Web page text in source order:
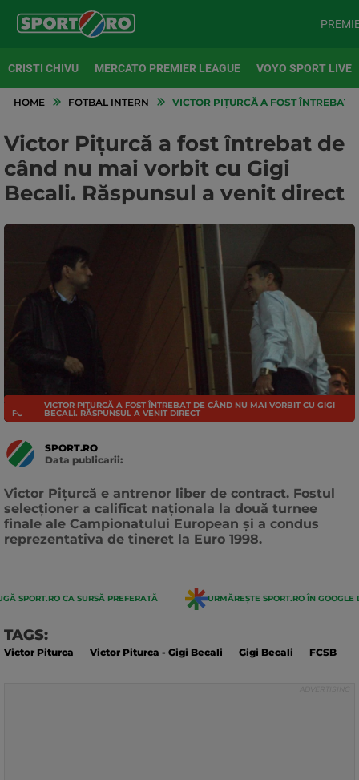
CRISTI CHIVU MERCATO PREMIER LEAGUE VOYO SPORT LIVE
HOME FOTBAL INTERN VICTOR PIȚURCĂ A FOST ÎNTREBAT
Victor Pițurcă a fost întrebat de
când nu mai vorbit cu Gigi
Becali. Răspunsul a venit direct
FOTBAL INTERN
VICTOR PIȚURCĂ A FOST ÎNTREBAT DE CÂND NU MAI VORBIT CU GIGI
BECALI. RĂSPUNSUL A VENIT DIRECT
SPORT.RO
Data publicarii:
Victor Pițurcă e antrenor liber de contract. Fostul
selecționer a calificat naționala la două turnee
finale ale Campionatului European și a condus
reprezentativa de tineret la Euro 1998.
SPORT.RO CA SURSĂ PREFERATĂ URMĂREȘTE SPORT.RO ÎN GOOGLE
TAGS:
Victor Piturca Victor Piturca - Gigi Becali Gigi Becali FCSB